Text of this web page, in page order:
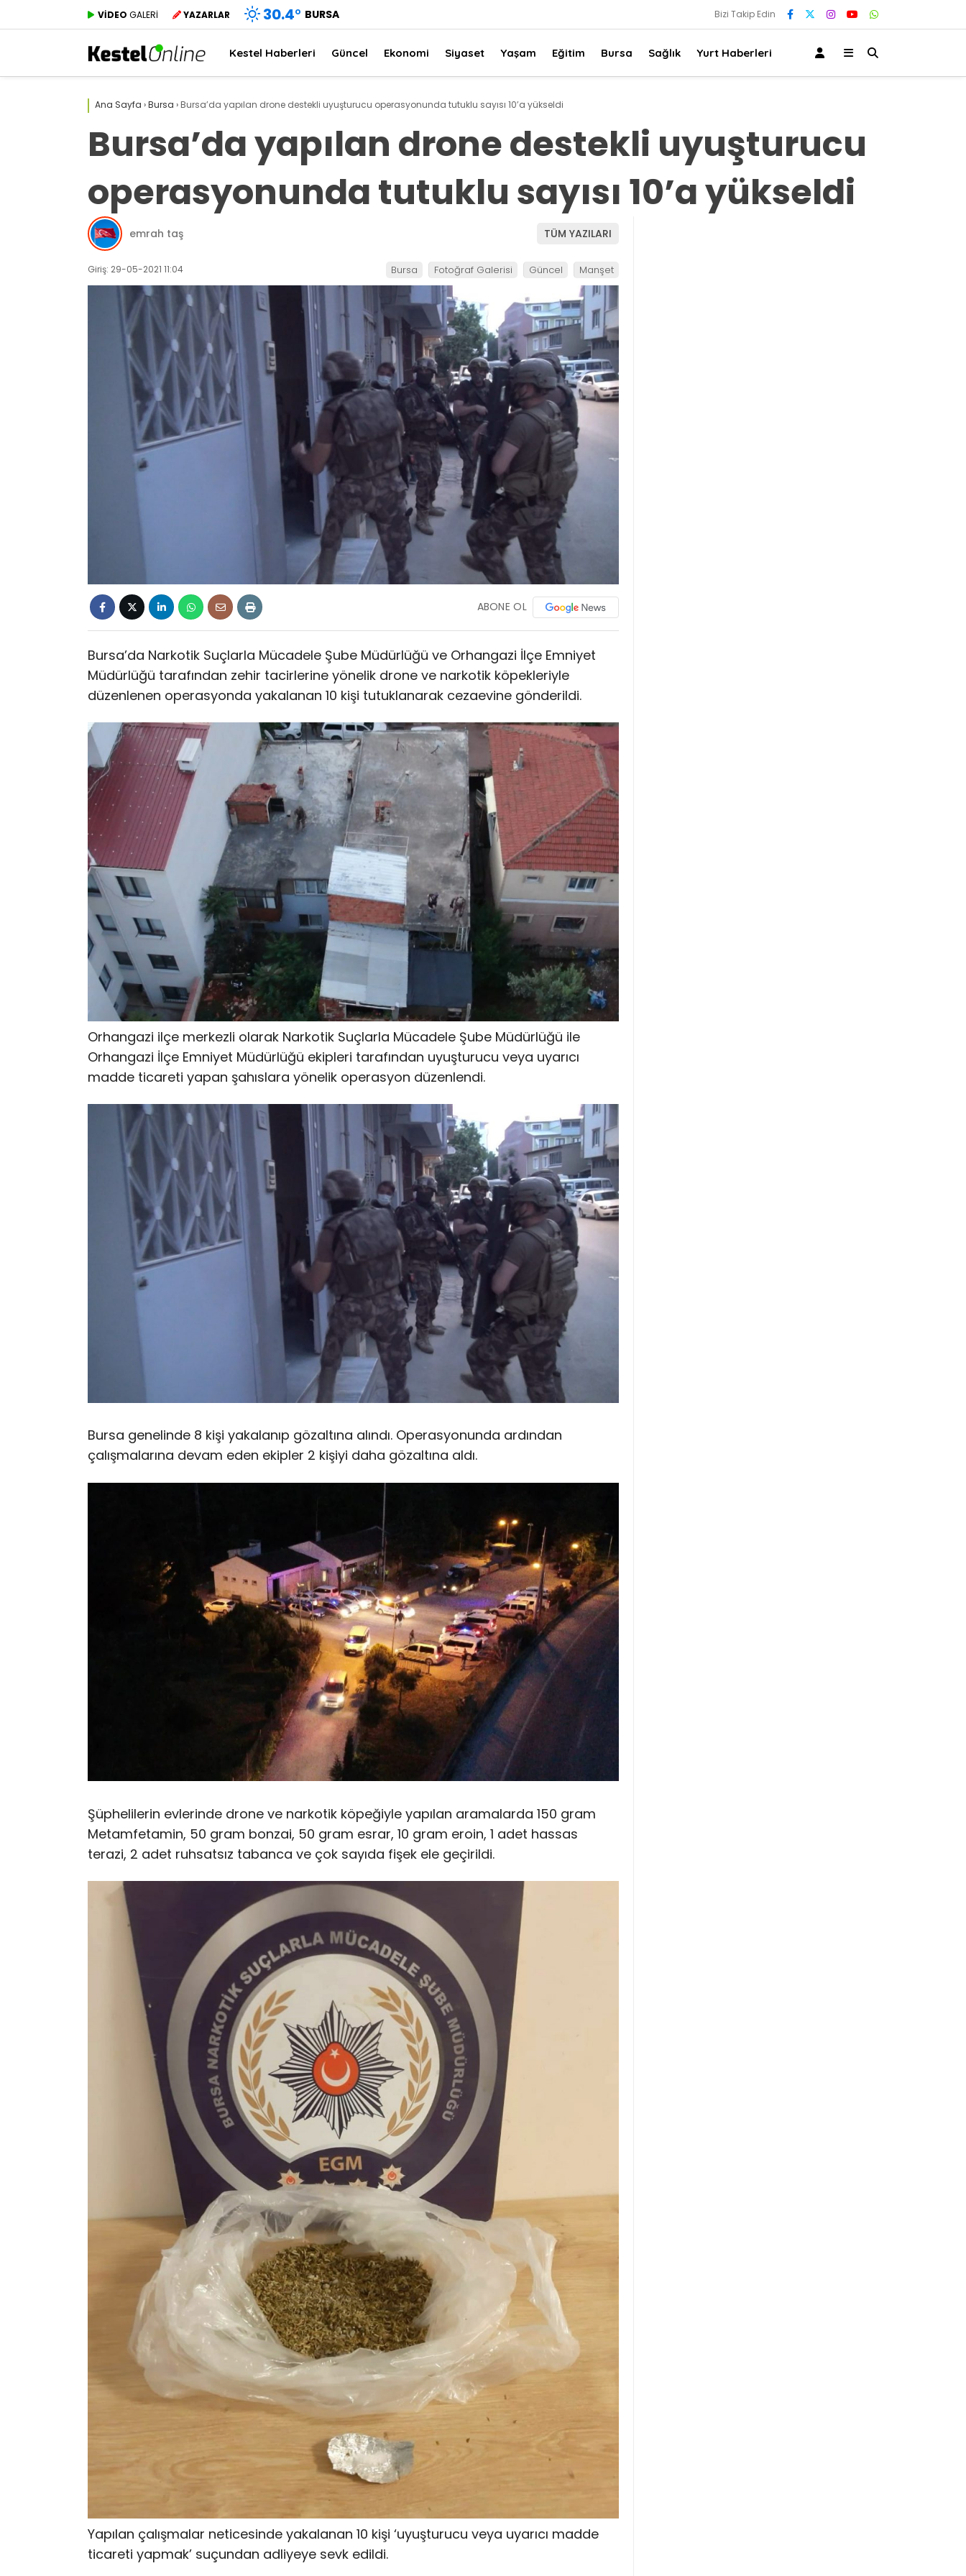
VİDEO GALERİ YAZARLAR 30.4° BURSA Bizi Takip Edin
Kestel Haberleri Güncel Ekonomi Siyaset Yaşam Eğitim Bursa Sağlık Yurt Haberleri
Ana Sayfa ›Bursa › Bursa’da yapılan drone destekli uyuşturucu operasyonunda tutuklu sayısı 10’a yükseldi
Bursa’da yapılan drone destekli uyuşturucu
operasyonunda tutuklu sayısı 10’a yükseldi
emrah taş TÜM YAZILARI
Giriş: 29-05-2021 11:04 Bursa Fotoğraf Galerisi Güncel Manşet
ABONE OL
Bursa’da Narkotik Suçlarla Mücadele Şube Müdürlüğü ve Orhangazi İlçe Emniyet
Müdürlüğü tarafından zehir tacirlerine yönelik drone ve narkotik köpekleriyle
düzenlenen operasyonda yakalanan 10 kişi tutuklanarak cezaevine gönderildi.
Orhangazi ilçe merkezli olarak Narkotik Suçlarla Mücadele Şube Müdürlüğü ile
Orhangazi İlçe Emniyet Müdürlüğü ekipleri tarafından uyuşturucu veya uyarıcı
madde ticareti yapan şahıslara yönelik operasyon düzenlendi.
Bursa genelinde 8 kişi yakalanıp gözaltına alındı. Operasyonunda ardından
çalışmalarına devam eden ekipler 2 kişiyi daha gözaltına aldı.
Şüphelilerin evlerinde drone ve narkotik köpeğiyle yapılan aramalarda 150 gram
Metamfetamin, 50 gram bonzai, 50 gram esrar, 10 gram eroin, 1 adet hassas
terazi, 2 adet ruhsatsız tabanca ve çok sayıda fişek ele geçirildi.
Yapılan çalışmalar neticesinde yakalanan 10 kişi ‘uyuşturucu veya uyarıcı madde
ticareti yapmak’ suçundan adliyeye sevk edildi.